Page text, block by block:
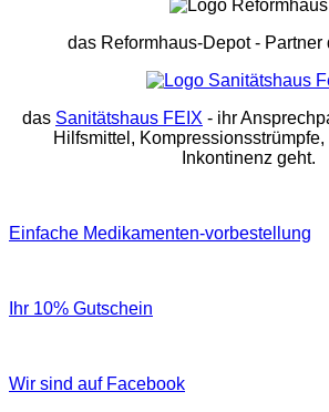
das Reformhaus-Depot- Partner
das Sanitätshaus FEIX - ihr
Hilfsmittel,
Inkontinenz geht.
Einfache Medikamenten-vorbestellung
Ihr 10% Gutschein
Wir sind auf Facebook